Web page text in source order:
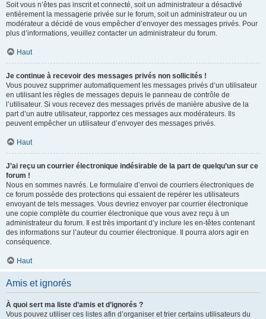
Soit vous n’êtes pas inscrit et connecté, soit un administrateur a désactivé
entièrement la messagerie privée sur le forum, soit un administrateur ou un
modérateur a décidé de vous empêcher d’envoyer des messages privés. Pour
plus d’informations, veuillez contacter un administrateur du forum.
Haut
Je continue à recevoir des messages privés non sollicités !
Vous pouvez supprimer automatiquement les messages privés d’un utilisateur
en utilisant les règles de messages depuis le panneau de contrôle de
l’utilisateur. Si vous recevez des messages privés de manière abusive de la
part d’un autre utilisateur, rapportez ces messages aux modérateurs. Ils
peuvent empêcher un utilisateur d’envoyer des messages privés.
Haut
J’ai reçu un courrier électronique indésirable de la part de quelqu’un sur ce
forum !
Nous en sommes navrés. Le formulaire d’envoi de courriers électroniques de
ce forum possède des protections qui essaient de repérer les utilisateurs
envoyant de tels messages. Vous devriez envoyer par courrier électronique
une copie complète du courrier électronique que vous avez reçu à un
administrateur du forum. Il est très important d’y inclure les en-têtes contenant
des informations sur l’auteur du courrier électronique. Il pourra alors agir en
conséquence.
Haut
Amis et ignorés
À quoi sert ma liste d’amis et d’ignorés ?
Vous pouvez utiliser ces listes afin d’organiser et trier certains utilisateurs du